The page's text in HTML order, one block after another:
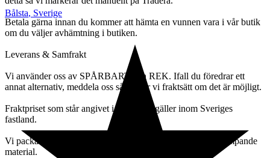
Betala gärna innan du kommer att hämta en vunnen vara i vår butik
om du väljer avhämtning i butiken.
Leverans & Samfrakt
Vi använder oss av SPÅRBART och REK. Ifall du föredrar ett
annat alternativ, meddela oss så ändrar vi fraktsätt om det är möjligt.
Fraktpriset som står angivet i annonsen gäller inom Sveriges
fastland.
Vi packar omsorgsfullt och bjuder på emballage och stötdämpande
material.
Bålsta, Sverige